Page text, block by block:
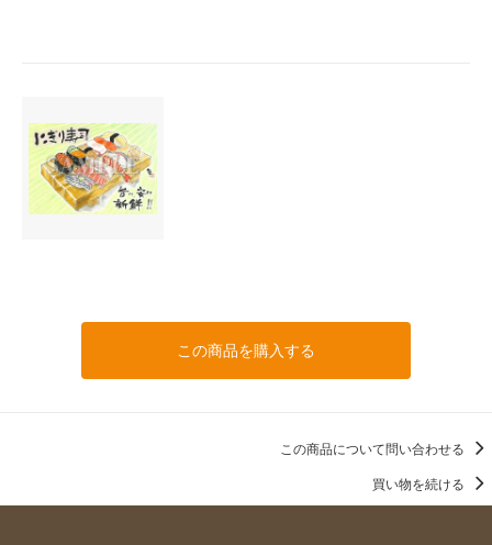
この商品を購入する
この商品について問い合わせる
買い物を続ける